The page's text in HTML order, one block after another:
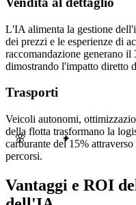
🌸 ✦
L'IA alimenta la gestione
dei prezzi e le esperienze di
raccomandazione generano
dimostrando l'impatto diretto
Trasporti
Veicoli autonomi,
della flotta trasformano la
carburante del 15%
percorsi.
Vantaggi e ROI